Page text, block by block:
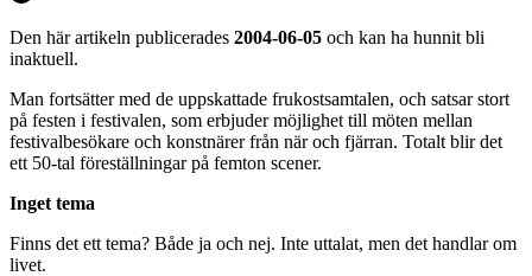
Den här artikeln publicerades 2004-06-05 och kan ha hunnit bli
inaktuell.
Man fortsätter med de uppskattade frukostsamtalen, och satsar stort
på festen i festivalen, som erbjuder möjlighet till möten mellan
festivalbesökare och konstnärer från när och fjärran. Totalt blir det
ett 50-tal föreställningar på femton scener.
Inget tema
Finns det ett tema? Både ja och nej. Inte uttalat, men det handlar om
livet.